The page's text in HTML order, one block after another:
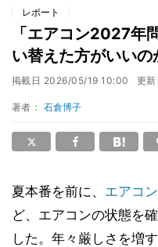
レポート
「エアコン2027年
い替えた方がいいの
掲載日 2026/05/19 10:00 更新
著者： 石倉博子
夏本番を前に、 エアコン
ど、エアコンの状態を
した。年々厳しさを増